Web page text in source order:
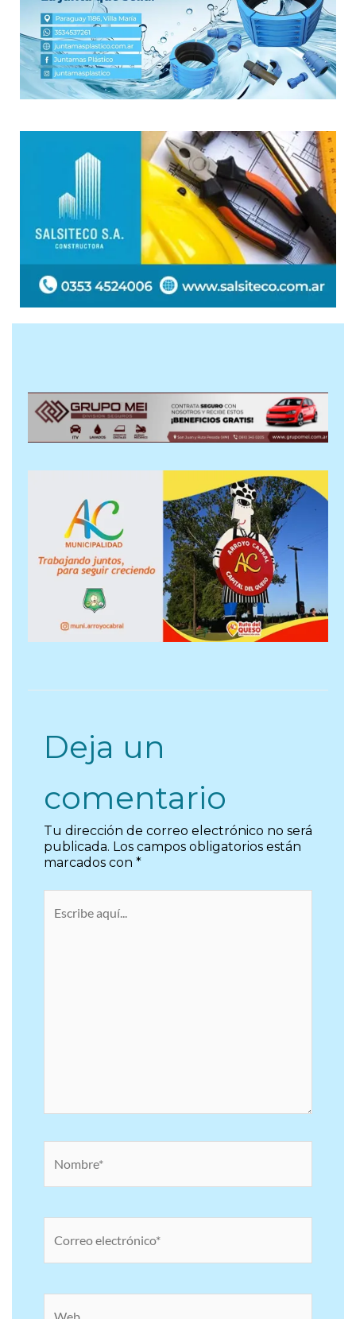
Deja un
comentario
Tu dirección de correo electrónico no será
publicada. Los campos obligatorios están
marcados con *
electrónico*